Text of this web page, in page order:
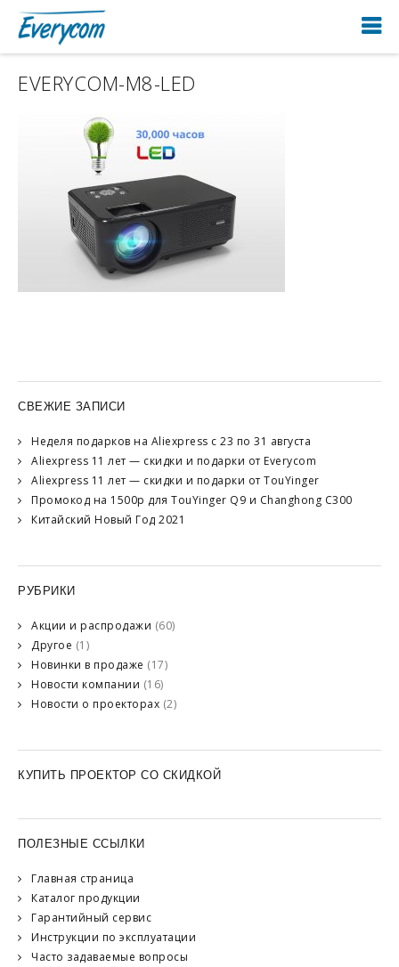
EVERYCOM-M8-LED
СВЕЖИЕ ЗАПИСИ
Неделя подарков на Aliexpress с 23 по 31 августа
Aliexpress 11 лет — скидки и подарки от Everycom
Aliexpress 11 лет — скидки и подарки от TouYinger
Промокод на 1500р для TouYinger Q9 и Changhong C300
Китайский Новый Год 2021
РУБРИКИ
Акции и распродажи (60)
Другое (1)
Новинки в продаже (17)
Новости компании (16)
Новости о проекторах (2)
КУПИТЬ ПРОЕКТОР СО СКИДКОЙ
ПОЛЕЗНЫЕ ССЫЛКИ
Главная страница
Каталог продукции
Гарантийный сервис
Инструкции по эксплуатации
Часто задаваемые вопросы